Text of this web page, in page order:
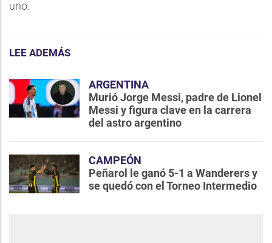
uno.
LEE ADEMÁS
ARGENTINA
Murió Jorge Messi, padre de Lionel
Messi y figura clave en la carrera
del astro argentino
CAMPEÓN
Peñarol le ganó 5-1 a Wanderers y
se quedó con el Torneo Intermedio